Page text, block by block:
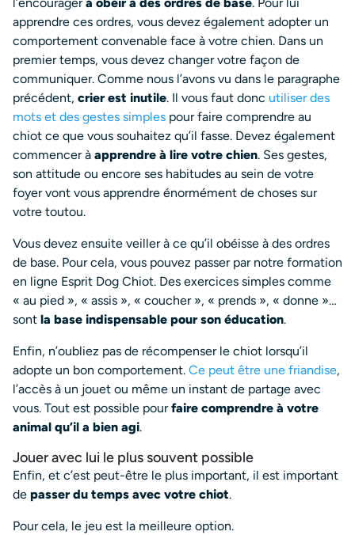
apprendre ces ordres, vous devez également adopter un
comportement convenable face à votre chien. Dans un
premier temps, vous devez changer votre façon de
communiquer. Comme nous l’avons vu dans le paragraphe
précédent, crier est inutile. Il vous faut donc utiliser des
mots et des gestes simples pour faire comprendre au
chiot ce que vous souhaitez qu’il fasse. Devez également
commencer à apprendre à lire votre chien. Ses gestes,
son attitude ou encore ses habitudes au sein de votre
foyer vont vous apprendre énormément de choses sur
votre toutou.
Vous devez ensuite veiller à ce qu’il obéisse à des ordres
de base. Pour cela, vous pouvez passer par notre formation
en ligne Esprit Dog Chiot. Des exercices simples comme
« au pied », « assis », « coucher », « prends », « donne »…
sont la base indispensable pour son éducation.
Enfin, n’oubliez pas de récompenser le chiot lorsqu’il
adopte un bon comportement. Ce peut être une friandise,
l’accès à un jouet ou même un instant de partage avec
vous. Tout est possible pourfaire comprendre à votre
animal qu’il a bien agi.
Jouer avec lui le plus souvent possible
Enfin, et c’est peut-être le plus important, il est important
de passer du temps avec votre chiot.
Pour cela, le jeu est la meilleure option.